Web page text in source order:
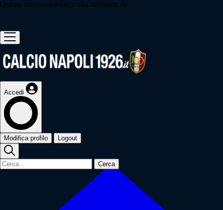
Questo sito contribuisce alla audience de
Accedi
Modifica profilo Logout
Cerca